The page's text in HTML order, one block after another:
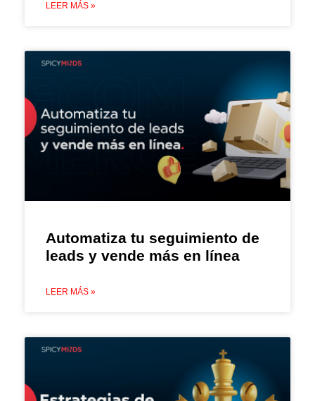
LEER MÁS »
Automatiza tu seguimiento de
leads y vende más en línea
LEER MÁS »